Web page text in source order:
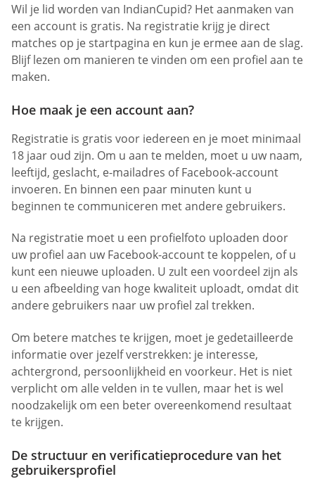
Wil je lid worden van IndianCupid? Het aanmaken van
een account is gratis. Na registratie krijg je direct
matches op je startpagina en kun je ermee aan de slag.
Blijf lezen om manieren te vinden om een profiel aan te
maken.
Hoe maak je een account aan?
Registratie is gratis voor iedereen en je moet minimaal
18 jaar oud zijn. Om u aan te melden, moet u uw naam,
leeftijd, geslacht, e-mailadres of Facebook-account
invoeren. En binnen een paar minuten kunt u
beginnen te communiceren met andere gebruikers.
Na registratie moet u een profielfoto uploaden door
uw profiel aan uw Facebook-account te koppelen, of u
kunt een nieuwe uploaden. U zult een voordeel zijn als
u een afbeelding van hoge kwaliteit uploadt, omdat dit
andere gebruikers naar uw profiel zal trekken.
Om betere matches te krijgen, moet je gedetailleerde
informatie over jezelf verstrekken: je interesse,
achtergrond, persoonlijkheid en voorkeur. Het is niet
verplicht om alle velden in te vullen, maar het is wel
noodzakelijk om een beter overeenkomend resultaat
te krijgen.
De structuur en verificatieprocedure van het
gebruikersprofiel